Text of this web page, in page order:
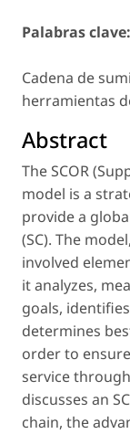
Palabras clave:
Cadena de
herramientas
Abstract
The SCOR
model is a
provide a
(SC). The
involved
it analyzes,
goals,
determines
order to
service
discusses an
chain, the